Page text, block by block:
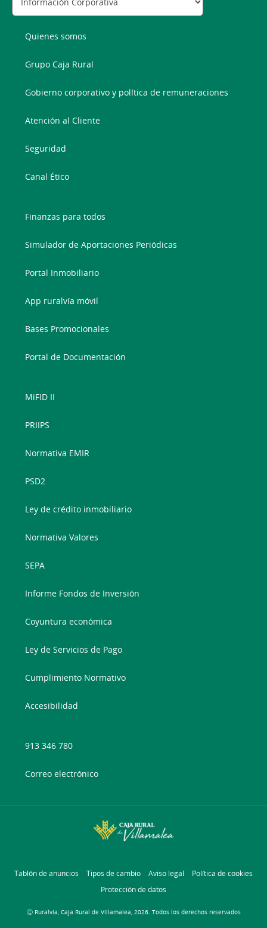
Quienes somos
Grupo Caja Rural
Gobierno corporativo y política de remuneraciones
Atención al Cliente
Seguridad
Canal Ético
Finanzas para todos
Simulador de Aportaciones Periódicas
Portal Inmobiliario
App ruralvía móvil
Bases Promocionales
Portal de Documentación
MiFID II
PRIIPS
Normativa EMIR
PSD2
Ley de crédito inmobiliario
Normativa Valores
SEPA
Informe Fondos de Inversión
Coyuntura económica
Ley de Servicios de Pago
Cumplimiento Normativo
Accesibilidad
913 346 780
Correo electrónico
Tablón de anuncios Tipos de cambio Aviso legal
Política de cookies
Protección de datos
Ⓒ Ruralvía, Caja Rural de Villamalea, 2026. Todos los derechos reservados